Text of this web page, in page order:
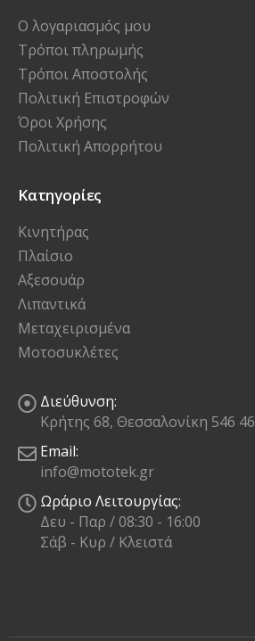
Ο λογαριασμός μου
Τρόποι πληρωμής
Τρόποι Αποστολής
Πολιτική Επιστροφών
Όροι Χρήσης
Πολιτική Απορρήτου
Κατηγορίες
Κινητήρας
Πλαίσιο
Αξεσουάρ
Λιπαντικά
Μεταχειρισμένα
Μοτοσυκλέτες
Διεύθυνση:
Κρήτης 68, Θεσσαλονίκη 546 46
Email:
info@mototek.gr
Ωράριο Λειτουργίας:
Δευ - Παρ / 08:30 - 16:00
Σάβ - Κυρ / Κλειστά